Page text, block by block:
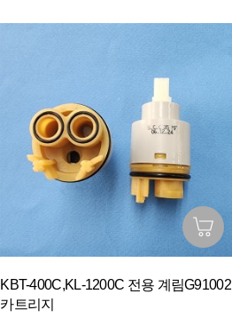
KBT-400C,KL-1200C 전용 계림G91002
카트리지